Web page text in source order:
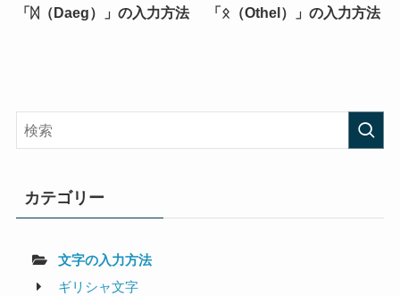
「ᛞ（Daeg）」の入力方法
「ᛟ（Othel）」の入力方法
カテゴリー
文字の入力方法
ギリシャ文字